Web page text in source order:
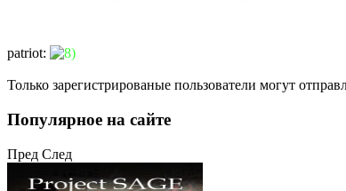
patriot:
Только зарегистрированые пользователи могут
Популярное на сайте
Пред След